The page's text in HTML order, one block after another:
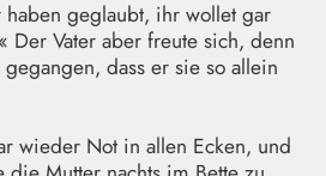
geglaubt, ihr wollet gar
Der Vater aber freute sich, denn
dass er sie so allein
wieder Not in allen Ecken, und